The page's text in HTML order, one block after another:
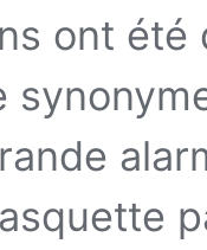
ont été